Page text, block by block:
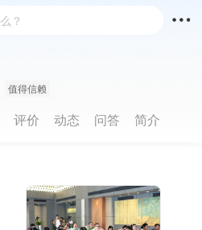
值得信赖
评价 动态 问答 简介